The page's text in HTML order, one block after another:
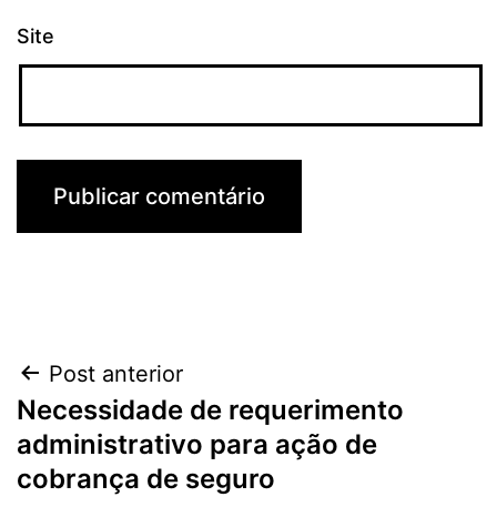
Site
Navegação
de
Post
Post anterior
Necessidade de requerimento
administrativo para ação de
cobrança de seguro